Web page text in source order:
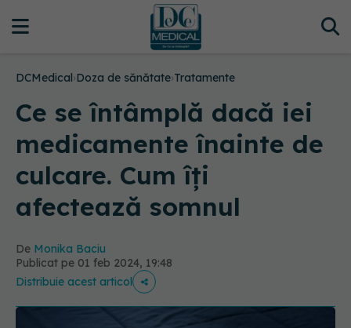
DCMedical›Doza de sănătate›Tratamente
Ce se întâmplă dacă iei
medicamente înainte de
culcare. Cum îți
afectează somnul
De Monika Baciu
Publicat pe 01 feb 2024, 19:48
Distribuie acest articol